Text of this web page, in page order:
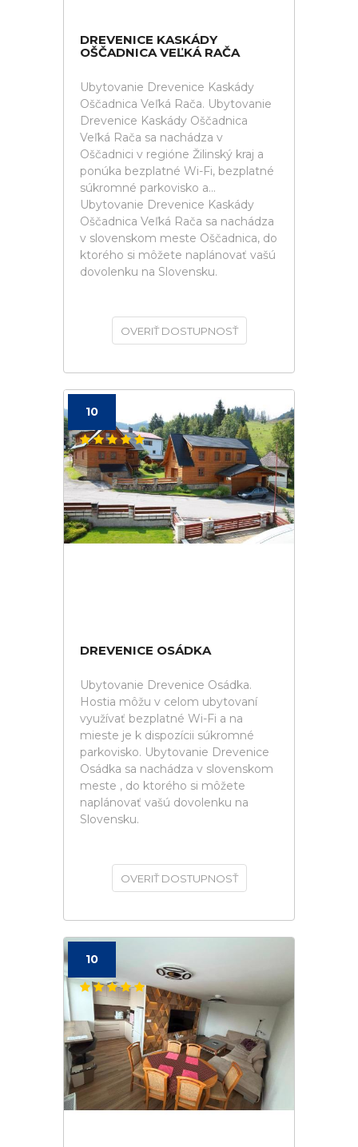
DREVENICE KASKÁDY
OŠČADNICA VEĽKÁ RAČA
Ubytovanie Drevenice Kaskády
Oščadnica Veľká Rača. Ubytovanie
Drevenice Kaskády Oščadnica
Veľká Rača sa nachádza v
Oščadnici v regióne Žilinský kraj a
ponúka bezplatné Wi-Fi, bezplatné
súkromné parkovisko a...
Ubytovanie Drevenice Kaskády
Oščadnica Veľká Rača sa nachádza
v slovenskom meste Oščadnica, do
ktorého si môžete naplánovať vašú
dovolenku na Slovensku.
OVERIŤ DOSTUPNOSŤ
10
DREVENICE OSÁDKA
Ubytovanie Drevenice Osádka.
Hostia môžu v celom ubytovaní
využívať bezplatné Wi-Fi a na
mieste je k dispozícii súkromné
parkovisko. Ubytovanie Drevenice
Osádka sa nachádza v slovenskom
meste , do ktorého si môžete
naplánovať vašú dovolenku na
Slovensku.
OVERIŤ DOSTUPNOSŤ
10